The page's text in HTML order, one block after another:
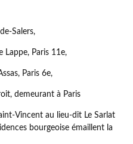
Salers,
Lappe, Paris 11e,
Paris 6e,
demeurant à Paris
Vincent au lieu-dit Le Sarlat
bourgeoise émaillent la